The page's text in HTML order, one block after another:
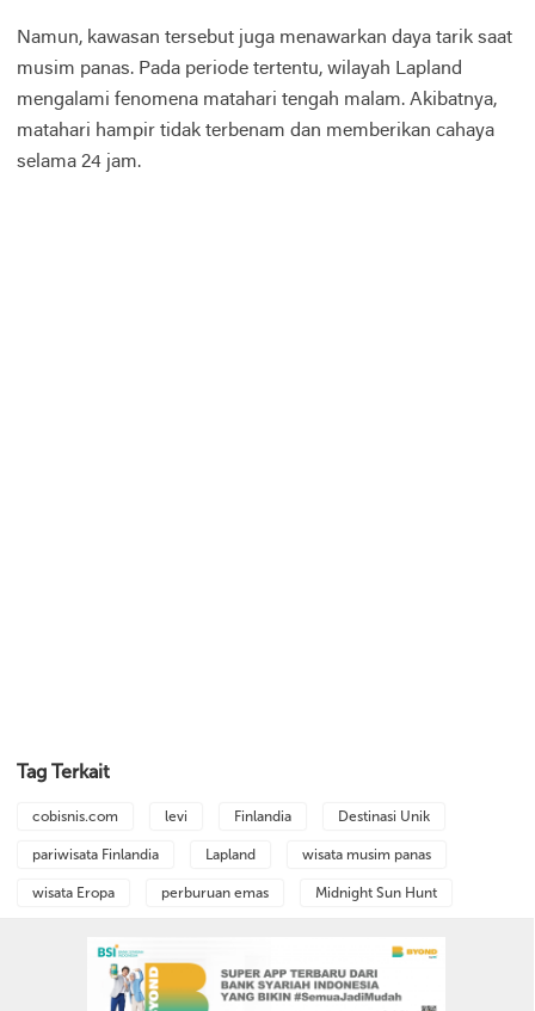
Namun, kawasan tersebut juga menawarkan daya tarik saat
musim panas. Pada periode tertentu, wilayah Lapland
mengalami fenomena matahari tengah malam. Akibatnya,
matahari hampir tidak terbenam dan memberikan cahaya
selama 24 jam.
Tag Terkait
cobisnis.com levi Finlandia Destinasi Unik
pariwisata Finlandia Lapland wisata musim panas
wisata Eropa perburuan emas Midnight Sun Hunt